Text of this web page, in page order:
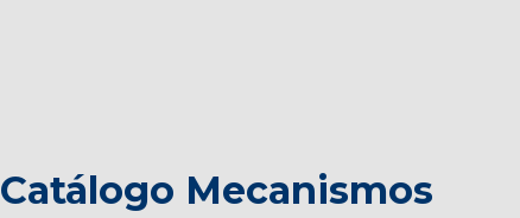
Catálogo Mecanismos